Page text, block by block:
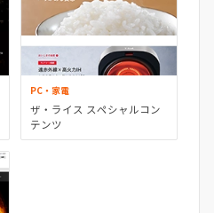
PC・家電
ザ・ライス スペシャルコン
テンツ